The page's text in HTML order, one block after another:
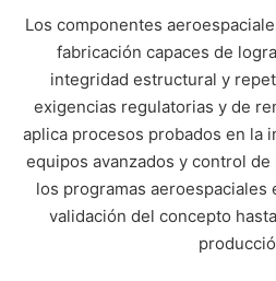
Los componentes
fabricación capaces de
integridad estructural y
exigencias regulatorias y de
aplica procesos probados en la
equipos avanzados y control
los programas aeroespaciales
validación del concepto